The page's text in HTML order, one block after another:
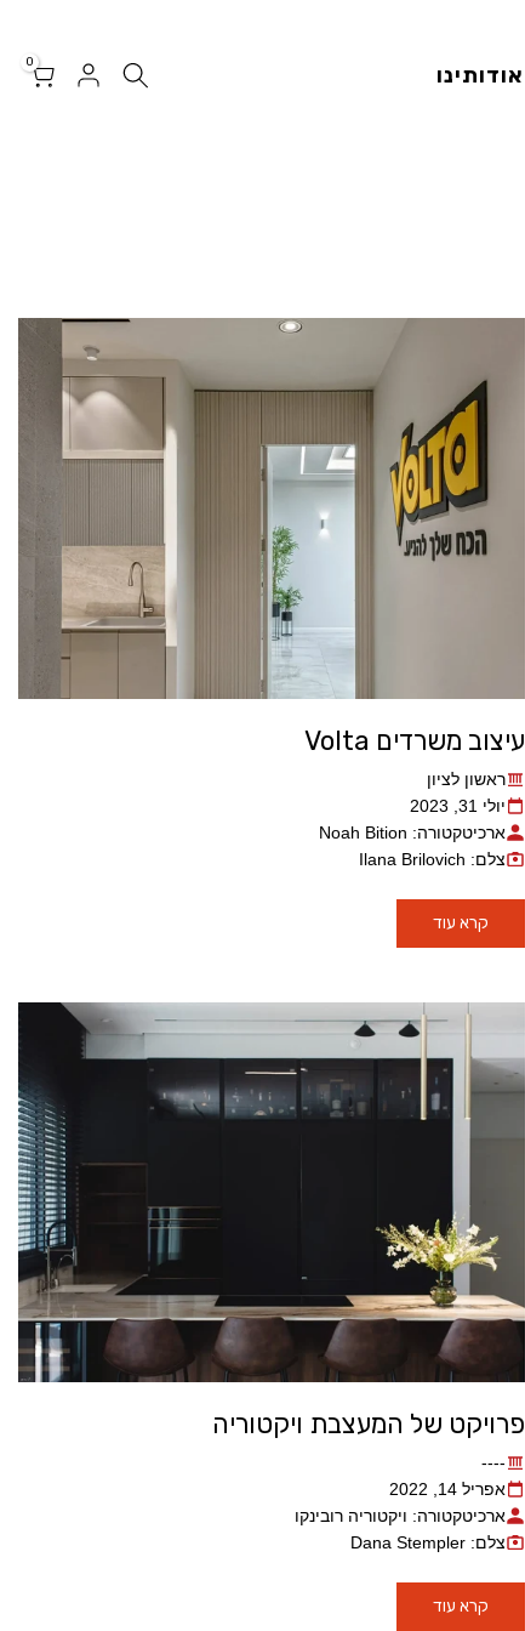
אודותינו 0
עיצוב משרדים Volta
ראשון לציון
יולי 31, 2023
ארכיטקטורה: Noah Bition
צלם: Ilana Brilovich
קרא עוד
פרויקט של המעצבת ויקטוריה
----
אפריל 14, 2022
ארכיטקטורה: ויקטוריה רובינקו
צלם: Dana Stempler
קרא עוד